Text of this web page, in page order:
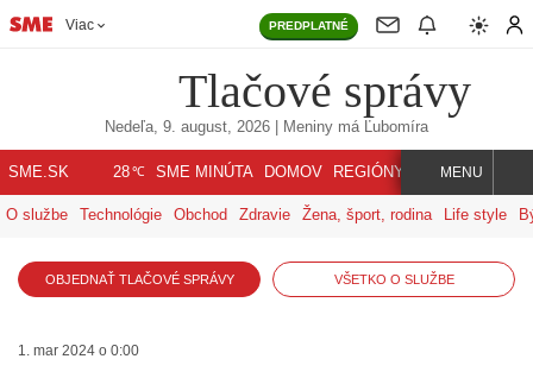
Viac PREDPLATNÉ
Tlačové správy
Nedeľa, 9. august, 2026 | Meniny má Ľubomíra
SME.SK 28℃ SME MINÚTA DOMOV REGIÓNY INDEX SVET
MENU
O službe Technológie Obchod Zdravie Žena, šport, rodina Life style
OBJEDNAŤ TLAČOVÉ SPRÁVY VŠETKO O SLUŽBE
1. mar 2024 o 0:00